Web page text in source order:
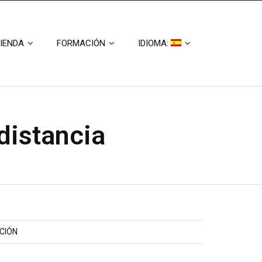
FORMACIÓN IDIOMA: